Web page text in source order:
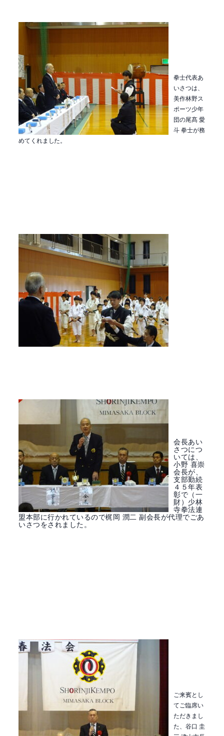
拳士代表あ
いさつは、
美作林野ス
ポーツ少年
団の尾髙 愛
斗 拳士が務
めてくれました。
会長あい
さつにつ
いては、
小野 喜崇
会長が、
支部勤続
４５年表
彰で（一
財）少林
寺拳法連
盟本部に行かれているので梶岡 潤二 副会長が代理でごあ
いさつをされました。
ご来賓とし
てご臨席い
ただきまし
た、谷口 圭